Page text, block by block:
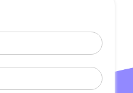
38, 39, 77, 601,
606S, 608,71